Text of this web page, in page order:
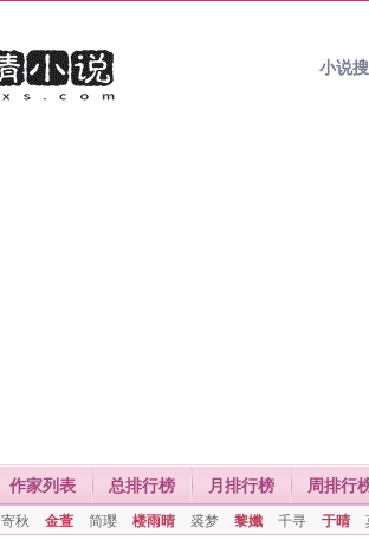
小说
作家列表 总排行榜 月排行榜 周排行
寄秋 金萱 简璎 楼雨晴 裘梦 黎孅 千寻 于晴